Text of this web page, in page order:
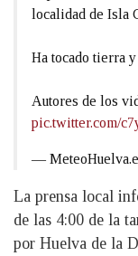
localidad de Isla
Ha tocado tierra
Autores de los
pic.twitter.com/
—
La prensa local
de las 4:00 de la
por Huelva de la